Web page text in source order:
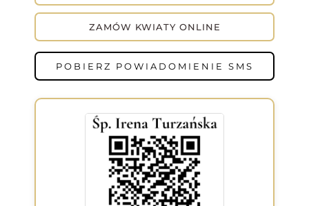
ZAMÓW KWIATY ONLINE
POBIERZ POWIADOMIENIE SMS